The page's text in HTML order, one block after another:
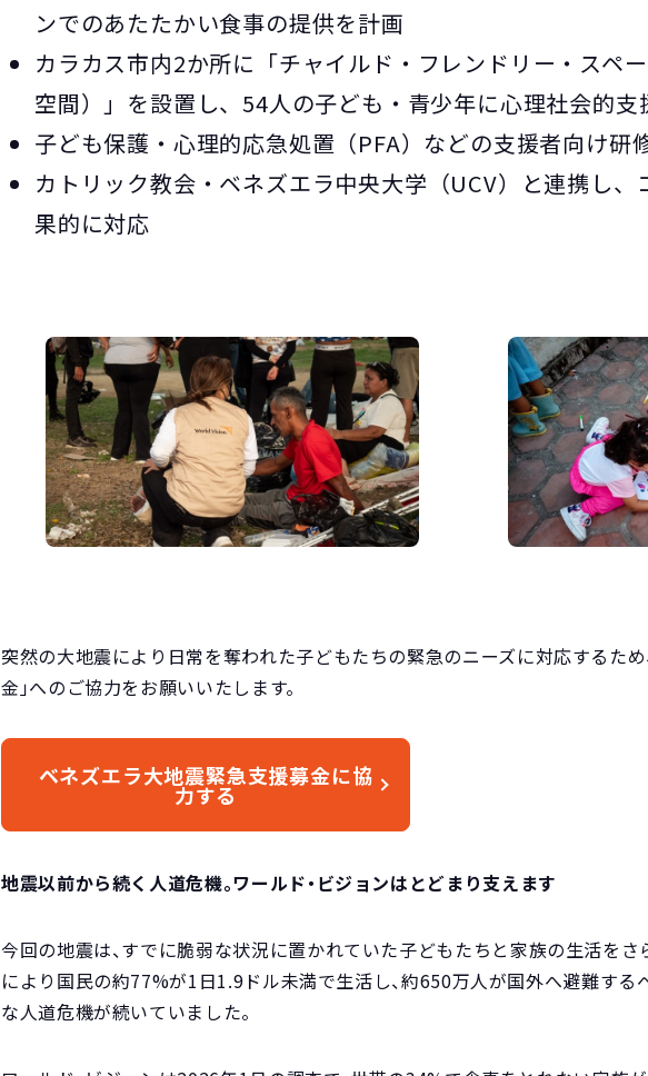
ンでのあたたかい食事の提供を計画
カラカス市内2か所に「チャイルド・フレンドリー・スペ
空間）」を設置し、54人の子ども・青少年に心理社会的支
子ども保護・心理的応急処置（PFA）などの支援者向け研
カトリック教会・ベネズエラ中央大学（UCV）と連携し、
果的に対応
突然の大地震により日常を奪われた子どもたちの緊急のニーズに対応するため
金」へのご協力をお願いいたします。
ベネズエラ大地震緊急支援募金に協
力する
地震以前から続く人道危機。ワールド・ビジョンはとどまり支えます
今回の地震は、すでに脆弱な状況に置かれていた子どもたちと家族の生活をさ
により国民の約77%が1日1.9ドル未満で生活し、約650万人が国外へ避難する
な人道危機が続いていました。